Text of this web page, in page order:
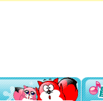
你太多，
要平安！
[圣诞节]